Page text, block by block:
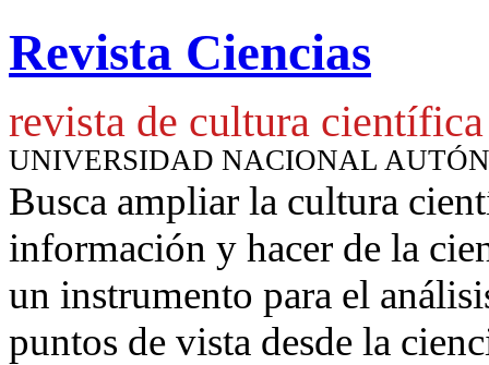
Revista Ciencias
revista de cultura científica
UNIVERSIDAD NACIONAL
Busca ampliar la cultura
información y hacer de la
un instrumento para el
puntos de vista desde la